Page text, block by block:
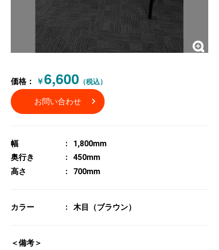
価格： ￥6,600 （税込）
お問い合わせ
幅
1,800mm
奥行き
450mm
高さ
700mm
カラー 木目（ブラウン）
＜備考＞